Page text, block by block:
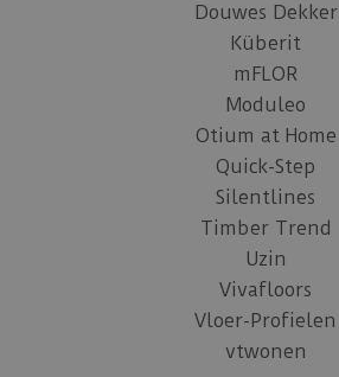
Douwes Dekker
Küberit
mFLOR
Moduleo
Otium at Home
Quick-Step
Silentlines
Timber Trend
Uzin
Vivafloors
Vloer-Profielen
vtwonen